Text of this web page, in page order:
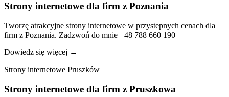
Strony internetowe dla firm z Poznania
Tworzę atrakcyjne strony internetowe w przystepnych cenach dla
firm z Poznania. Zadzwoń do mnie +48 788 660 190
Dowiedz się więcej →
Strony internetowe Pruszków
Strony internetowe dla firm z Pruszkowa